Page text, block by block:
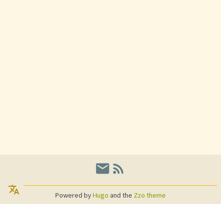
Powered byHugo and the Zzo theme